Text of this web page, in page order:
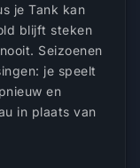
je Tank kan
blijft steken
Seizoenen
je speelt
en
in plaats van